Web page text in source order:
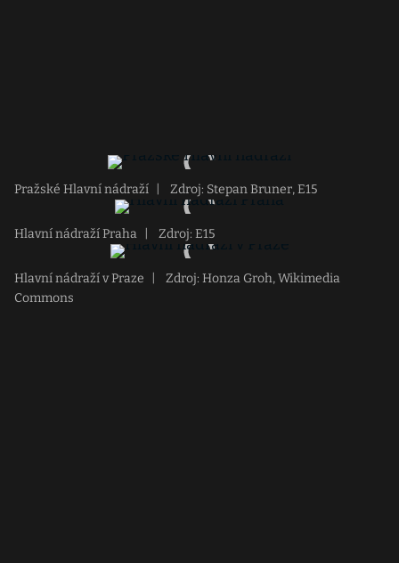
Pražské Hlavní nádraží Zdroj: Stepan Bruner, E15
Hlavní nádraží Praha Zdroj: E15
Hlavní nádraží v Praze
Zdroj: Honza Groh, Wikimedia
Commons